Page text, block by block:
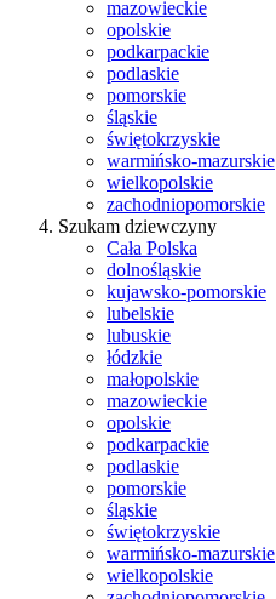
mazowieckie
opolskie
podkarpackie
podlaskie
pomorskie
śląskie
świętokrzyskie
warmińsko-mazurskie
wielkopolskie
zachodniopomorskie
Szukam dziewczyny
Cała Polska
dolnośląskie
kujawsko-pomorskie
lubelskie
lubuskie
łódzkie
małopolskie
mazowieckie
opolskie
podkarpackie
podlaskie
pomorskie
śląskie
świętokrzyskie
warmińsko-mazurskie
wielkopolskie